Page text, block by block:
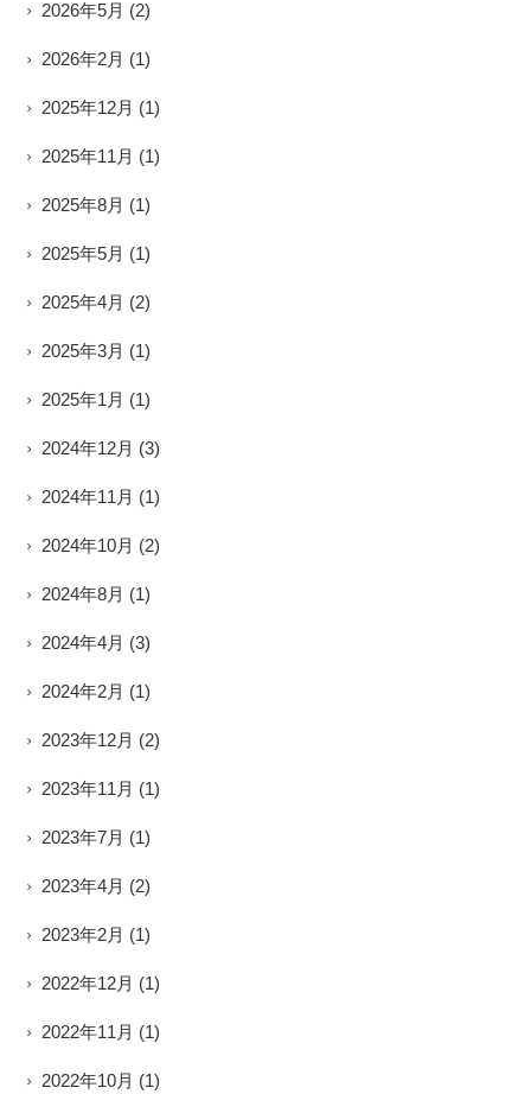
2026年5月 (2)
2026年2月 (1)
2025年12月 (1)
2025年11月 (1)
2025年8月 (1)
2025年5月 (1)
2025年4月 (2)
2025年3月 (1)
2025年1月 (1)
2024年12月 (3)
2024年11月 (1)
2024年10月 (2)
2024年8月 (1)
2024年4月 (3)
2024年2月 (1)
2023年12月 (2)
2023年11月 (1)
2023年7月 (1)
2023年4月 (2)
2023年2月 (1)
2022年12月 (1)
2022年11月 (1)
2022年10月 (1)